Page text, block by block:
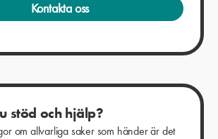
Kontakta oss
stöd och hjälp?
om allvarliga saker som händer är det